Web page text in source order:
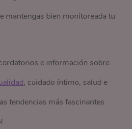
mantengas bien monitoreada tu
e información sobre
, cuidado íntimo, salud e
tendencias más fascinantes